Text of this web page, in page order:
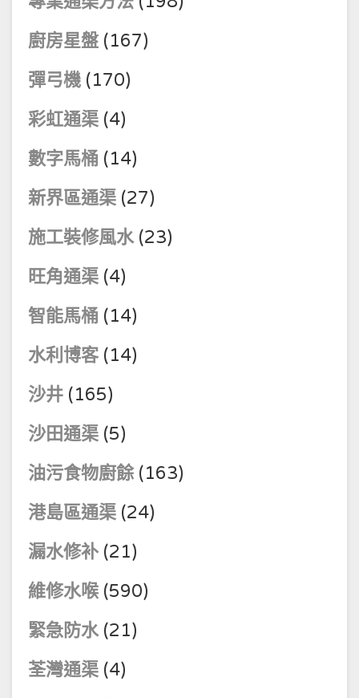
廚房星盤 (167)
彈弓機 (170)
彩虹通渠 (4)
數字馬桶 (14)
新界區通渠 (27)
施工裝修風水(23)
旺角通渠 (4)
智能馬桶 (14)
水利博客(14)
沙井 (165)
沙田通渠 (5)
油污食物廚餘(163)
港島區通渠 (24)
漏水修补 (21)
維修水喉 (590)
緊急防水(21)
荃灣通渠 (4)